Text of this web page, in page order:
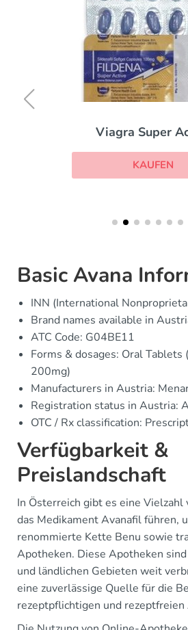
Viagra Super
KAUFEN
Basic Avana
INN (International
Brand names available in
ATC Code: G04BE11
Forms & dosages: Oral
200mg)
Manufacturers in Austria:
Registration status in Austria:
OTC / Rx classification:
Verfügbarkeit &
Preislandschaft
In Österreich gibt es eine Vielzahl
das Medikament Avanafil führen,
renommierte Kette Benu sowie
Apotheken. Diese Apotheken
und ländlichen Gebieten weit
eine zuverlässige Quelle für die
rezeptpflichtigen und